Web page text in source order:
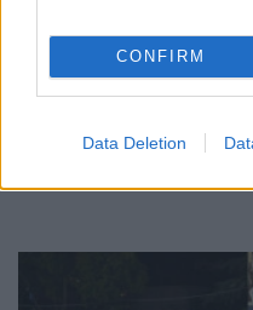
CONFIRM
Data Deletion
Ο Σύλλογος Ποντίων
γεύση και την ιστορία
«Γαστρονομικές
του Ολύμπου»